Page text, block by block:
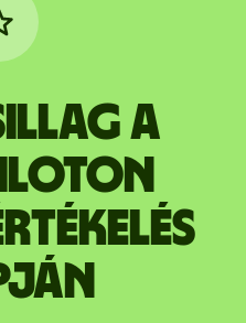
a